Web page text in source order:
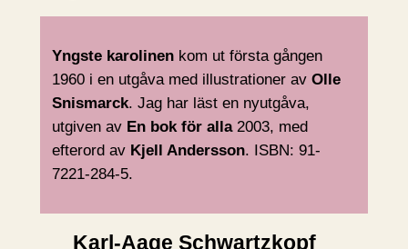
Yngste karolinen kom ut första gången
1960 i en utgåva med illustrationer avOlle
Snismarck. Jag har läst en nyutgåva,
utgiven av En bok för alla2003, med
efterord av Kjell Andersson. ISBN: 91-
7221-284-5.
Karl-Aage Schwartzkopf